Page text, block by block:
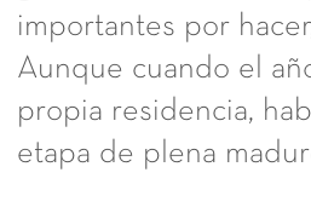
importantes por
Aunque cuando el
propia residencia,
etapa de plena